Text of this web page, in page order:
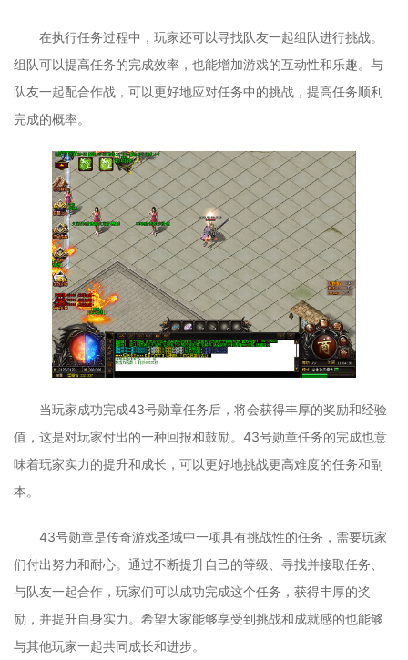
在执行任务过程中，玩家还可以寻找队友一起组队进行挑战。
组队可以提高任务的完成效率，也能增加游戏的互动性和乐趣。与
队友一起配合作战，可以更好地应对任务中的挑战，提高任务顺利
完成的概率。
当玩家成功完成43号勋章任务后，将会获得丰厚的奖励和经验
值，这是对玩家付出的一种回报和鼓励。43号勋章任务的完成也意
味着玩家实力的提升和成长，可以更好地挑战更高难度的任务和副
本。
43号勋章是传奇游戏圣域中一项具有挑战性的任务，需要玩家
们付出努力和耐心。通过不断提升自己的等级、寻找并接取任务、
与队友一起合作，玩家们可以成功完成这个任务，获得丰厚的奖
励，并提升自身实力。希望大家能够享受到挑战和成就感的也能够
与其他玩家一起共同成长和进步。